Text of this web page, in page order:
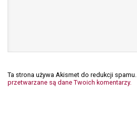
Ta strona używa Akismet do redukcji spamu.
przetwarzane są dane Twoich komentarzy.